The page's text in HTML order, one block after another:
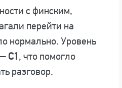
с финским,
перейти на
нормально. Уровень
C1, что помогло
разговор.